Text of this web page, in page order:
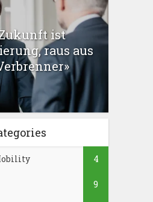
ist
raus aus
4
9